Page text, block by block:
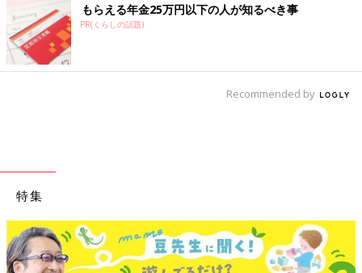
もらえる年金25万円以下の人が知るべき事
PR(くらしの話題)
Recommended by
特集